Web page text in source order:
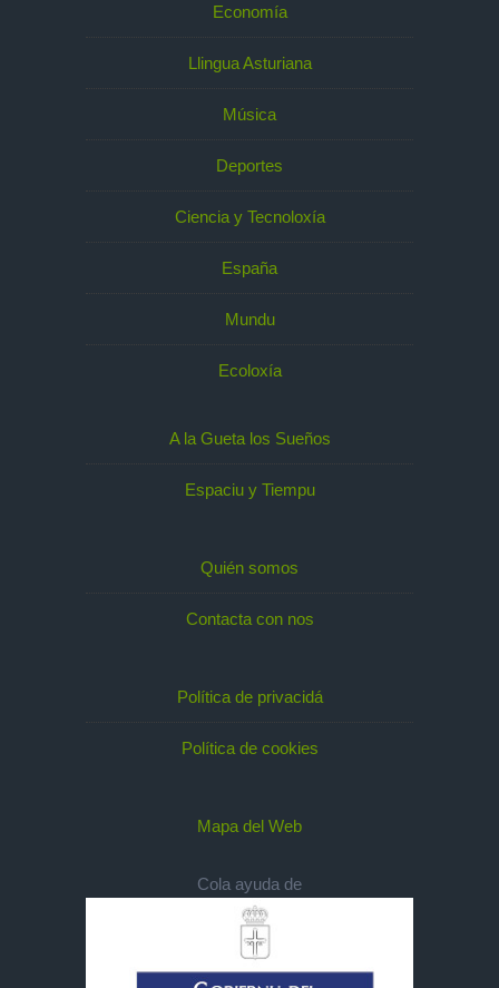
Economía
Llingua Asturiana
Música
Deportes
Ciencia y Tecnoloxía
España
Mundu
Ecoloxía
A la Gueta los Sueños
Espaciu y Tiempu
Quién somos
Contacta con nos
Política de privacidá
Política de cookies
Mapa del Web
Cola ayuda de